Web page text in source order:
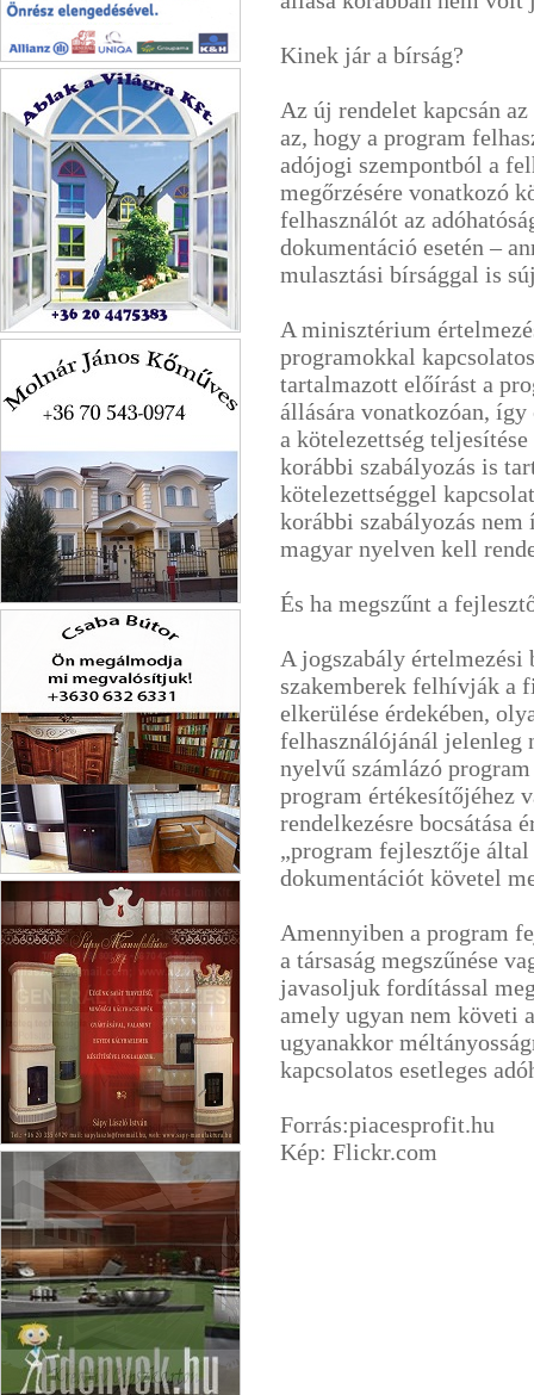
OTI-GLASS KFT.
Ablak a Világra Kft.
Molnár János
Csaba Bútor
Sápy-Manufaktúra Kft.
Kinek jár a bírság?
Az új rendelet kapcsán
az, hogy a program
adójogi szempontból a
megőrzésére vonatkozó
felhasználót az
dokumentáció esetén –
mulasztási bírsággal is
A minisztérium
programokkal
tartalmazott előírást a
állására vonatkozóan,
a kötelezettség
korábbi szabályozás is
kötelezettséggel
korábbi szabályozás
magyar nyelven kell
És ha megszűnt a
A jogszabály
szakemberek felhívják a
elkerülése érdekében,
felhasználójánál jelenleg
nyelvű számlázó
program értékesítőjéhez
rendelkezésre bocsátása
„program fejlesztője
dokumentációt követel
Amennyiben a program
a társaság megszűnése
javasoljuk fordítással
amely ugyan nem követi
ugyanakkor
kapcsolatos esetleges
Forrás:piacesprofit.hu
Kép: Flickr.com